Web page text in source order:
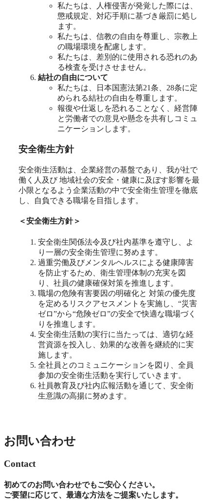
私たちは、人権侵害が発覚した際には、
懲戒規定、対応手順に基づき厳罰に処し
ます。
私たちは、信教の自由を尊重し、宗教上
の職場環境を配慮します。
私たちは、差別的に使用される恐れのあ
る検査を受けさせません。
結社の自由について
私たちは、日本国憲法第21条、28条に定
められる結社の自由を尊重します。
報復や仕返しを恐れることなく、経営陣
と労働者での意見や懸念を共有しコミュ
ニケーションします。
安全衛生方針
安全衛生活動は、企業経営の基盤であり、我が社で
働く人及び 地域社会の安全・健康に及ぼす影響を最
小限となるよう企業活動の中で安全衛生管理を徹底
し、自負できる職場を目指します。
＜安全衛生方針＞
安全衛生関係法令及び社内基準を遵守し、よ
り一層の安全衛生管理に努めます。
過重労働及びメンタルヘルスによる健康障害
を防止するため、衛生管理体制の充実を図
り、社員の健康確保対策を推進します。
職場の危険有害要因の明確化と 対策の優先度
を定めるリスクアセスメントを実施し、“災害
ゼロ”から“危険ゼロ”の安全で快適な職場づく
りを推進します。
安全衛生活動の実行に当たっては、適切な経
営資源を投入し、効果的な改善を継続的に実
施します。
全社員とのコミュニケーションを図り、全員
参加の安全衛生活動を実行していきます。
社員教育及び社内広報活動を通じて、安全衛
生意識の高揚に努めます。
お問い合わせ
Contact
初めてのお問い合わせでもご安心ください。
ご要望に応じて、最適な方法をご提案いたします。